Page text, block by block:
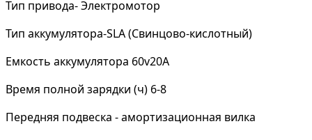
Тип привода- Электромотор
Тип аккумулятора-SLA (Свинцово-кислотный)
Емкость аккумулятора 60v20A
Время полной зарядки (ч) 6-8
Передняя подвеска - амортизационная вилка